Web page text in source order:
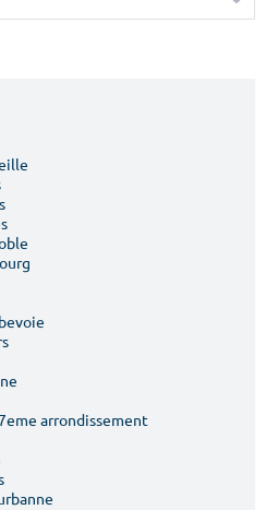
m²
arrondissement